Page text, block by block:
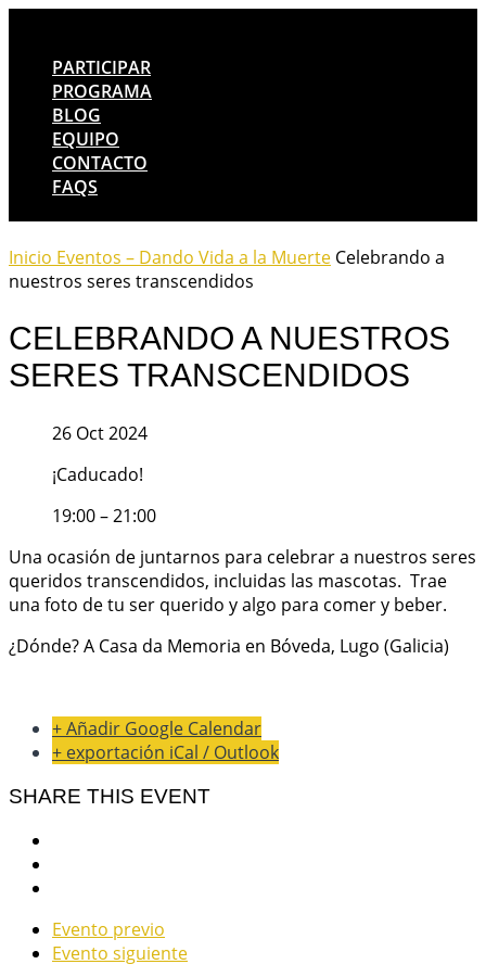
PARTICIPAR
PROGRAMA
BLOG
EQUIPO
CONTACTO
FAQS
Inicio Eventos – Dando Vida a la Muerte Celebrando a
nuestros seres transcendidos
CELEBRANDO A NUESTROS
SERES TRANSCENDIDOS
26 Oct 2024
¡Caducado!
19:00 – 21:00
Una ocasión de juntarnos para celebrar a nuestros seres
queridos transcendidos, incluidas las mascotas. Trae
una foto de tu ser querido y algo para comer y beber.
¿Dónde? A Casa da Memoria en Bóveda, Lugo (Galicia)
+ Añadir Google Calendar
+ exportación iCal / Outlook
SHARE THIS EVENT
Evento previo
Evento siguiente